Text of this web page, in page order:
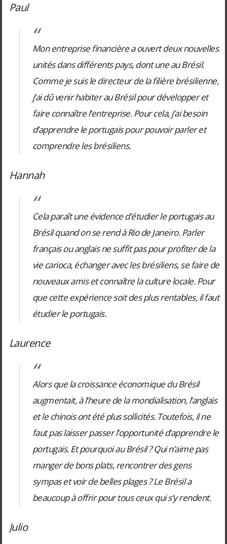
Paul
Mon entreprise financière a ouvert deux nouvelles
unités dans différents pays, dont une au Brésil.
Comme je suis le directeur de la filière brésilienne,
j’ai dû venir habiter au Brésil pour développer et
faire connaître l’entreprise. Pour cela, j’ai besoin
d’apprendre le portugais pour pouvoir parler et
comprendre les brésiliens.
Hannah
Cela paraît une évidence d’étudier le portugais au
Brésil quand on se rend à Rio de Janeiro. Parler
français ou anglais ne suffit pas pour profiter de la
vie carioca, échanger avec les brésiliens, se faire de
nouveaux amis et connaître la culture locale. Pour
que cette expérience soit des plus rentables, il faut
étudier le portugais.
Laurence
Alors que la croissance économique du Brésil
augmentait, à l’heure de la mondialisation, l’anglais
et le chinois ont été plus sollicités. Toutefois, il ne
faut pas laisser passer l’opportunité d’apprendre le
portugais. Et pourquoi au Brésil ? Qui n’aime pas
manger de bons plats, rencontrer des gens
sympas et voir de belles plages ? Le Brésil a
beaucoup à offrir pour tous ceux qui s’y rendent.
Julio